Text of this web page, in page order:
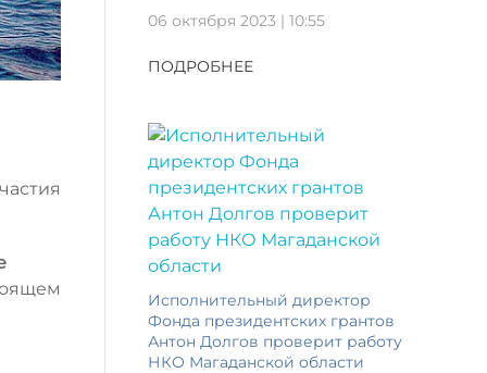
06 октября 2023 | 10:55
ПОДРОБНЕЕ
Исполнительный директор
Фонда президентских грантов
Антон Долгов проверит работу
НКО Магаданской области